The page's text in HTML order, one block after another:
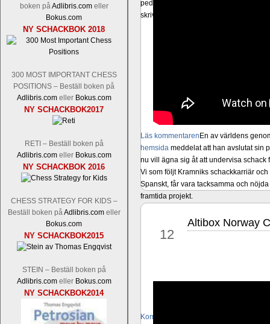
boken påAdlibris.comeller
Bokus.com
NY SCHACKBOK 2018
300 MOST IMPORTANT CHESS
POSITIONS – Beställ boken på
Adlibris.comeller Bokus.com
NY SCHACKBOK2017
RETI – Beställ boken på
Adlibris.comeller Bokus.com
NY SCHACKBOK 2016
CHESS STRATEGY FOR KIDS –
Beställ boken påAdlibris.comeller
Bokus.com
NY SCHACKBOK2015
STEIN – Beställ boken på
Adlibris.comeller Bokus.com
NY SCHACKBOK2014
pedagogiska kommentarer och de
skrivits....
Läs kommentaren En av världens
hemsida meddelat att han avslutat sin
nu vill ägna sig åt att undervisa
Vi som följt Kramniks schackkarriär
Spanskt, får vara tacksamma och
framtida projekt.
Kommentera
12
Altibox Norway